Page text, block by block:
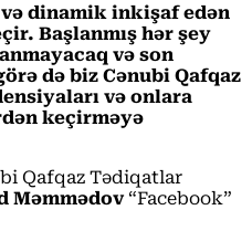
dinamik inkişaf edən
Başlanmış hər şey
və son
də biz Cənubi Qafqaz
və onlara
keçirməyə
Qafqaz Tədiqatlar
Məmmədov“Facebook”